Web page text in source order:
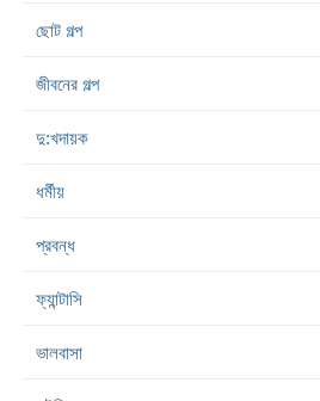
ছোট গল্প
জীবনের গল্প
দু:খদায়ক
ধর্মীয়
প্রবন্ধ
ফ্যান্টাসি
ভালবাসা